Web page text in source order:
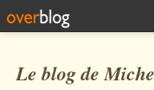
Le blog de